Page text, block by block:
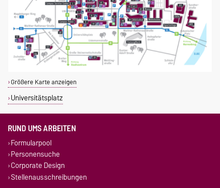
Größere Karte anzeigen
Universitätsplatz
RUND UMS ARBEITEN
Formularpool
Personensuche
Corporate Design
Stellenausschreibungen